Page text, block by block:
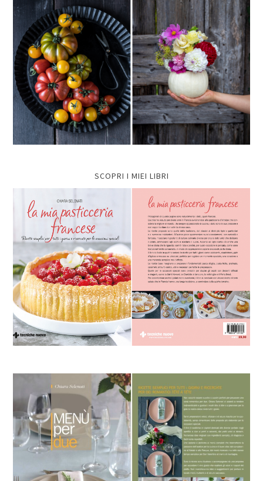
SCOPRI I MIEI LIBRI